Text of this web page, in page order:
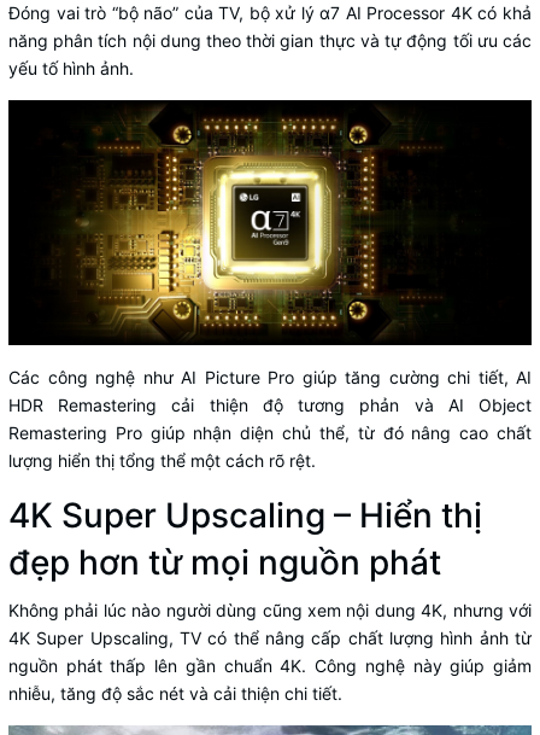
Đóng vai trò “bộ não” của TV, bộ xử lý α7 AI Processor 4K có khả
năng phân tích nội dung theo thời gian thực và tự động tối ưu các
yếu tố hình ảnh.
Các công nghệ như AI Picture Pro giúp tăng cường chi tiết, AI
HDR Remastering cải thiện độ tương phản và AI Object
Remastering Pro giúp nhận diện chủ thể, từ đó nâng cao chất
lượng hiển thị tổng thể một cách rõ rệt.
4K Super Upscaling – Hiển thị
đẹp hơn từ mọi nguồn phát
Không phải lúc nào người dùng cũng xem nội dung 4K, nhưng với
4K Super Upscaling, TV có thể nâng cấp chất lượng hình ảnh từ
nguồn phát thấp lên gần chuẩn 4K. Công nghệ này giúp giảm
nhiễu, tăng độ sắc nét và cải thiện chi tiết.